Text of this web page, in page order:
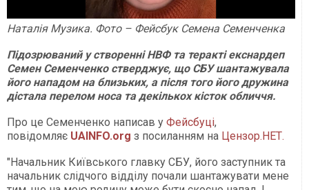
Наталія Музика. Фото – Фейсбук Семена Семенченка
Підозрюваний у створенні НВФ та теракті екснардеп
Семен Семенченко стверджує, що СБУ шантажувала
його нападом на близьких, а після того його дружина
дістала перелом носа та декількох кісток обличчя.
Про це Семенченко написав у Фейсбуці,
повідомляє UAINFO.org з посиланням на Цензор.НЕТ.
"Начальник Київського главку СБУ, його заступник та
начальник слідчого відділу почали шантажувати мене